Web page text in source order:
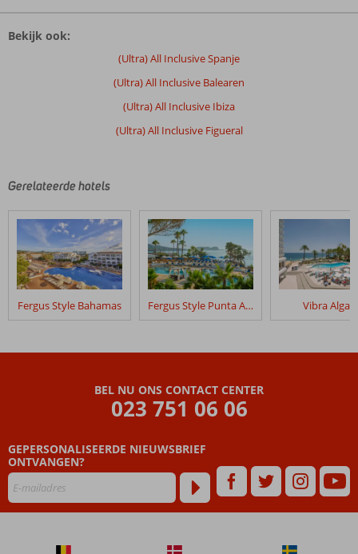
Bekijk ook:
(Ultra) All Inclusive Spanje
(Ultra) All Inclusive Balearen
(Ultra) All Inclusive Ibiza
(Ultra) All Inclusive Figueral
Gerelateerde hotels
Fergus Style Bahamas Fergus Style Punta Arabi Vibra
BEL NU ONS CONTACT CENTER
023 751 06 06
GEPERSONALISEERDE NIEUWSBRIEF
ONTVANGEN?